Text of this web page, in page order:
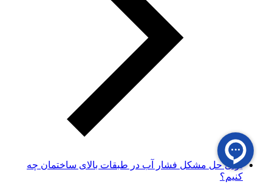
برای حل مشکل فشار آب در طبقات بالای ساختمان چه
کنیم؟